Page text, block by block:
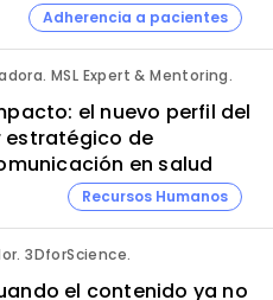
Adherencia a pacientes
MSL Expert & Mentoring.
el nuevo perfil del
estratégico de
en salud
Recursos Humanos
3DforScience.
el contenido ya no